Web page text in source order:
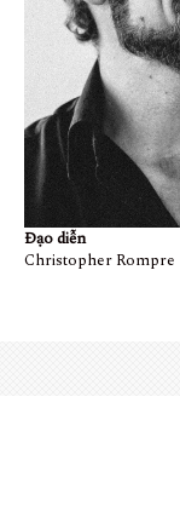
Đạo diễn
Christopher Rompre